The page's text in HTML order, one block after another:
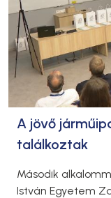
A jövő
találkoztak
Második
István Egyetem